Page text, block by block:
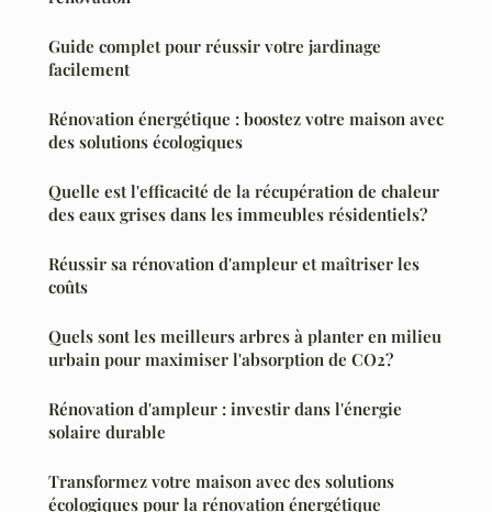
Guide complet pour réussir votre jardinage
facilement
Rénovation énergétique : boostez votre maison avec
des solutions écologiques
Quelle est l'efficacité de la récupération de chaleur
des eaux grises dans les immeubles résidentiels?
Réussir sa rénovation d'ampleur et maîtriser les
coûts
Quels sont les meilleurs arbres à planter en milieu
urbain pour maximiser l'absorption de CO2?
Rénovation d'ampleur : investir dans l'énergie
solaire durable
Transformez votre maison avec des solutions
écologiques pour la rénovation énergétique